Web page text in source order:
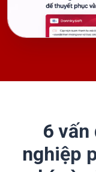
6 vấn
nghiệp